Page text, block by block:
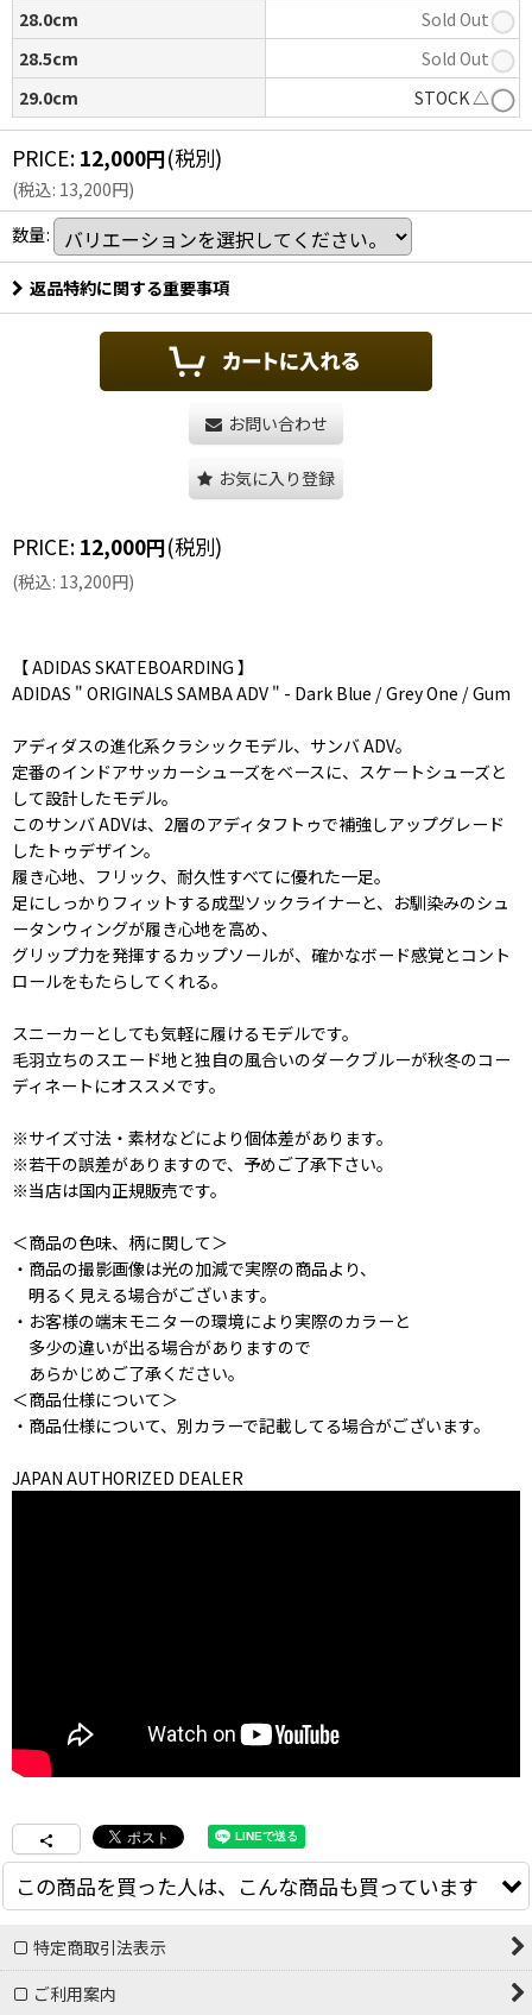
28.0cm
Sold Out
28.5cm
Sold Out
29.0cm
STOCK △
PRICE: 12,000円(税別)
(税込: 13,200円)
数量:
返品特約に関する重要事項
お問い合わせ
お気に入り登録
PRICE: 12,000円(税別)
(税込: 13,200円)
【 ADIDAS SKATEBOARDING 】
ADIDAS " ORIGINALS SAMBA ADV " - Dark Blue / Grey One / Gum
アディダスの進化系クラシックモデル、サンバ ADV。
定番のインドアサッカーシューズをベースに、スケートシューズと
して設計したモデル。
このサンバ ADVは、2層のアディタフトゥで補強しアップグレード
したトゥデザイン。
履き心地、フリック、耐久性すべてに優れた一足。
足にしっかりフィットする成型ソックライナーと、お馴染みのシュ
ータンウィングが履き心地を高め、
グリップ力を発揮するカップソールが、確かなボード感覚とコント
ロールをもたらしてくれる。
スニーカーとしても気軽に履けるモデルです。
毛羽立ちのスエード地と独自の風合いのダークブルーが秋冬のコー
ディネートにオススメです。
※サイズ寸法・素材などにより個体差があります。
※若干の誤差がありますので、予めご了承下さい。
※当店は国内正規販売です。
＜商品の色味、柄に関して＞
・商品の撮影画像は光の加減で実際の商品より、
明るく見える場合がございます。
・お客様の端末モニターの環境により実際のカラーと
多少の違いが出る場合がありますので
あらかじめご了承ください。
＜商品仕様について＞
・商品仕様について、別カラーで記載してる場合がございます。
JAPAN AUTHORIZED DEALER
この商品を買った人は、こんな商品も買っています
特定商取引法表示
ご利用案内